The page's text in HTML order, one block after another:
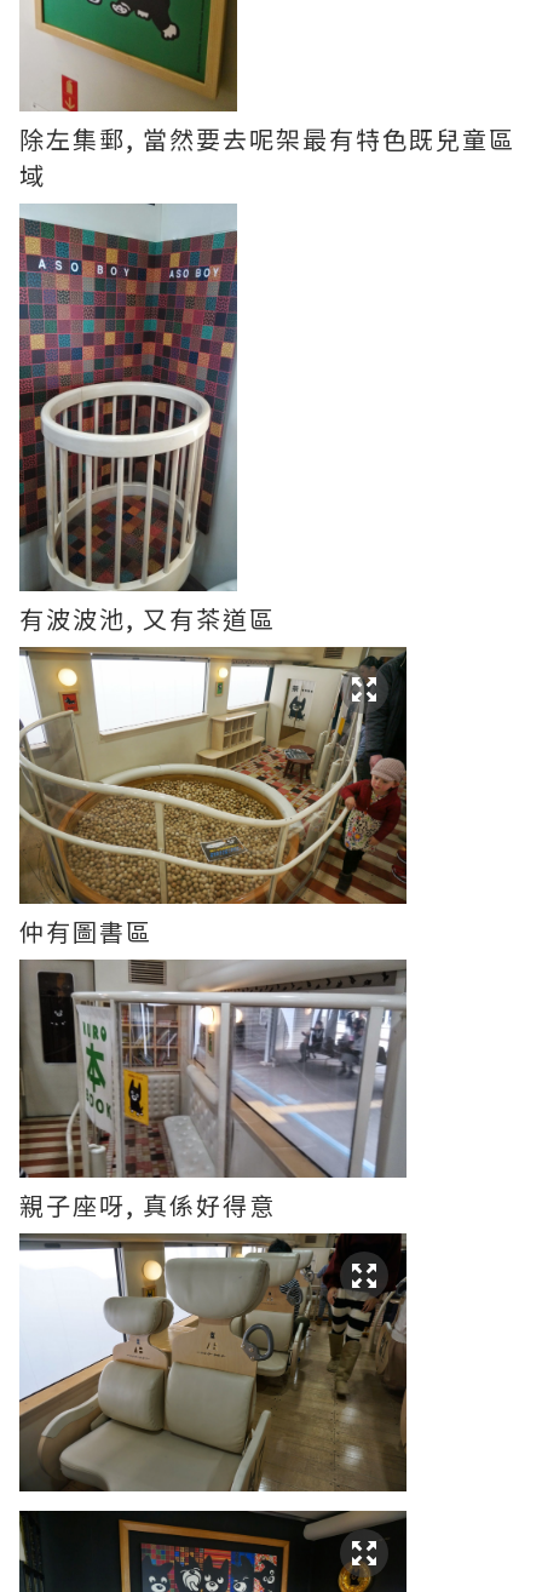
除左集郵, 當然要去呢架最有特色既兒童區
域
有波波池, 又有茶道區
仲有圖書區
親子座呀, 真係好得意